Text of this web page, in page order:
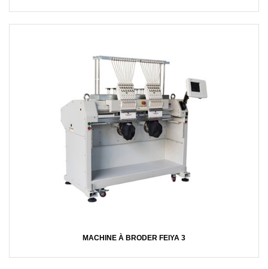
MACHINE À BRODER FEIYA 3